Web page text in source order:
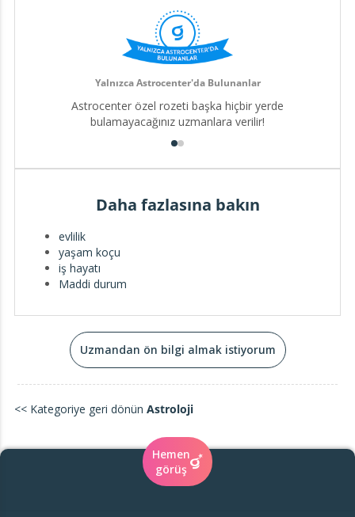
Yalnızca Astrocenter'da Bulunanlar
Astrocenter özel rozeti başka hiçbir yerde
bulamayacağınız uzmanlara verilir!
Daha fazlasına bakın
evlilik
yaşam koçu
iş hayatı
Maddi durum
Uzmandan ön bilgi almak istiyorum
<< Kategoriye geri dönün Astroloji
Hemen
görüş